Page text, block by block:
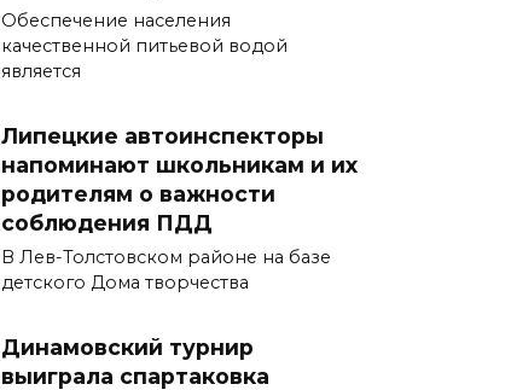
Обеспечение населения
качественной питьевой водой
является
Липецкие автоинспекторы
напоминают школьникам и их
родителям о важности
соблюдения ПДД
В Лев-Толстовском районе на базе
детского Дома творчества
Динамовский турнир
выиграла спартаковка